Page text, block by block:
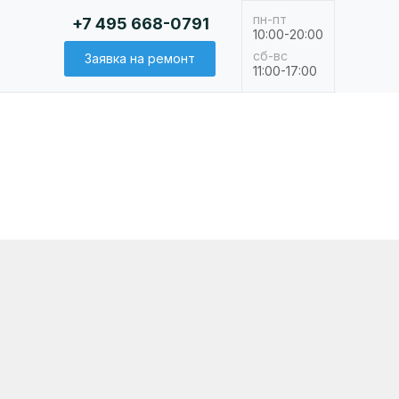
пн-пт
сб-вс
10:00-20:00
11:00-17:00
+7 495 668-0791
Заявка на ремонт